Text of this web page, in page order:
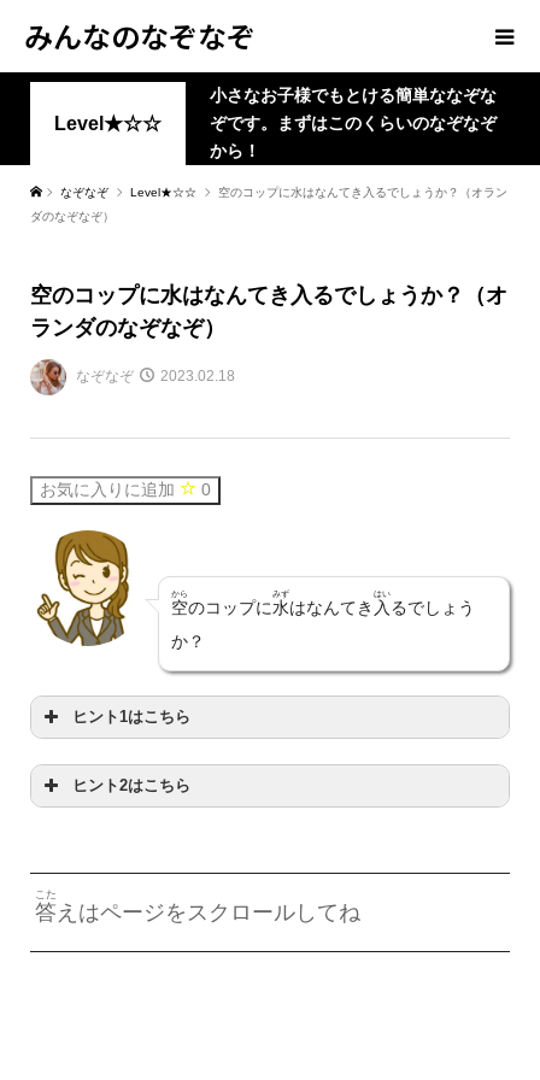
みんなのなぞなぞ
Level★☆☆
小さなお子様でもとける簡単ななぞな
ぞです。まずはこのくらいのなぞなぞ
から！
なぞなぞ Level★☆☆
空のコップに水はなんてき入るでしょうか？（オラン
ダのなぞなぞ）
空のコップに水はなんてき入るでしょうか？（オ
ランダのなぞなぞ）
なぞなぞ 2023.02.18
お気に入りに追加 0
空
から
のコップに水
みず
はなんてき 入
はい
るでしょう
か？
ヒント1はこちら
ヒント2はこちら
答
こた
えはページをスクロールしてね